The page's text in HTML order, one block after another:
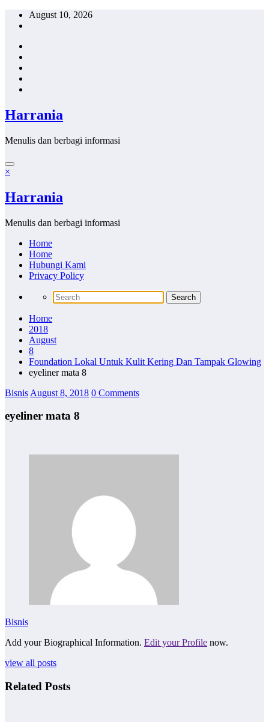
Skip
August 10, 2026
Harrania
Menulis dan berbagi informasi
×
Harrania
Menulis dan berbagi informasi
Home
Home
Hubungi Kami
Privacy Policy
Home
2018
August
8
Foundation Lokal Untuk Kulit Kering Dan Tampak Glowing
eyeliner mata 8
Bisnis August 8, 2018 0 Comments
eyeliner mata 8
Bisnis
Add your Biographical Information. Edit your Profile now.
view all posts
Related Posts